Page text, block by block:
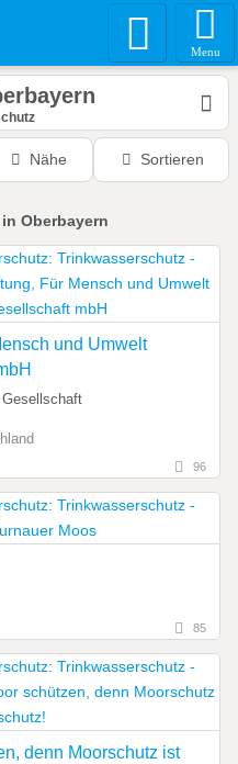
Menu
Nähe Sortieren
in Oberbayern
und Umwelt
96
85
denn Moorschutz ist